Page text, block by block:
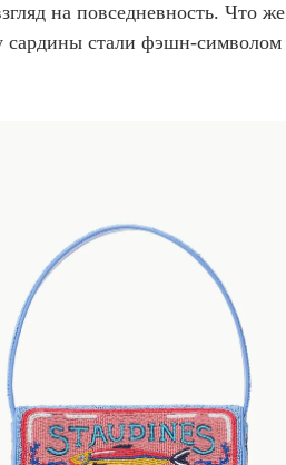
на повседневность. Что же
сардины стали фэшн-символом